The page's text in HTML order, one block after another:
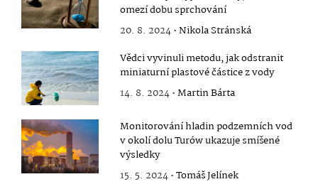
omezí dobu sprchování
20. 8. 2024 •Nikola Stránská
Vědci vyvinuli metodu, jak odstranit
miniaturní plastové částice z vody
14. 8. 2024 •Martin Bárta
Monitorování hladin podzemních vod
v okolí dolu Turów ukazuje smíšené
výsledky
15. 5. 2024 •Tomáš Jelínek